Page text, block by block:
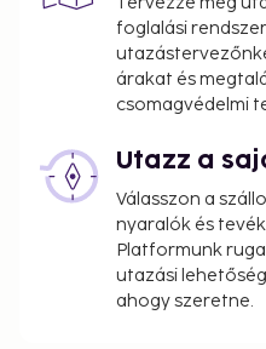
foglalási
árakat és
csomagvédelmi
Utazz a
Válasszon a
nyaralók és
Platformunk
utazási
ahogy szeretne.